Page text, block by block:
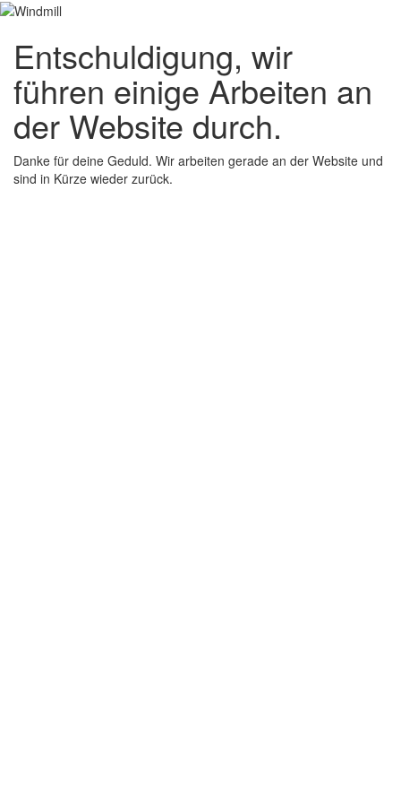
Entschuldigung, wir
führen einige Arbeiten an
der Website durch.
Danke für deine Geduld. Wir arbeiten gerade an der Website und
sind in Kürze wieder zurück.